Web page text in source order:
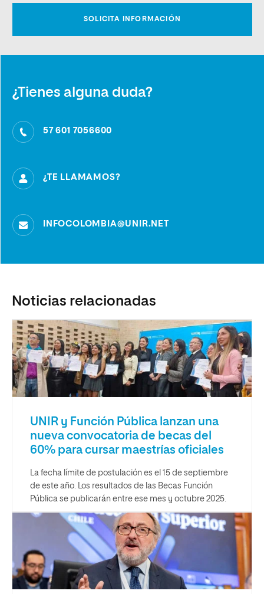
¿Tienes alguna duda?
57 601 7056600
¿TE LLAMAMOS?
INFOCOLOMBIA@UNIR.NET
Noticias relacionadas
UNIR y Función Pública lanzan una
nueva convocatoria de becas del
60% para cursar maestrías oficiales
La fecha límite de postulación es el 15 de septiembre
de este año. Los resultados de las Becas Función
Pública se publicarán entre ese mes y octubre 2025.